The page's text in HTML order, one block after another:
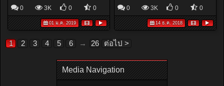
0 3K 0 0
01 ม.ค. 2019
0 3K 0 0
14 ธ.ค. 2018
1 2 3 4 5 6 → 26 ต่อไป >
Media Navigation